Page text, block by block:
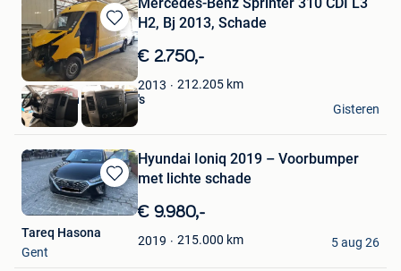
Bewaren
in
Mijn
Favorieten
Mercedes-Benz Sprinter 310 CDI L3
H2, Bj 2013, Schade
€ 2.750,-
2013 212.205 km
J. van den Berg Auto's
GELDROP
Gisteren
Bewaren
in
Favorieten
Hyundai Ioniq 2019 – Voorbumper
met lichte schade
€ 9.980,-
2019 215.000 km
Tareq Hasona
Gent
5 aug 26